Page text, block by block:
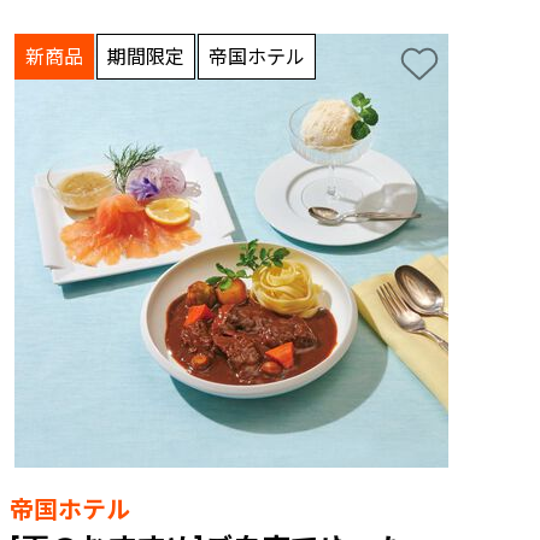
新商品 期間限定 帝国ホテル
帝国ホテル